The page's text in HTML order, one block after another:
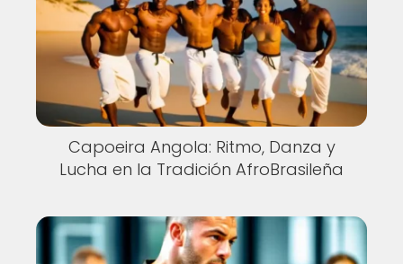
Capoeira Angola: Ritmo, Danza y
Lucha en la Tradición AfroBrasileña